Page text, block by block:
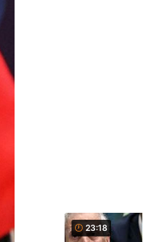
23:18